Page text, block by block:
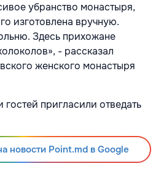
убранство монастыря,
изготовлена вручную.
Здесь прихожане
- рассказал
женского монастыря
пригласили отведать
новости Point.md в Google